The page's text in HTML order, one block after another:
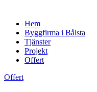
Hem
Byggfirma i Bålsta
Tjänster
Projekt
Offert
Offert